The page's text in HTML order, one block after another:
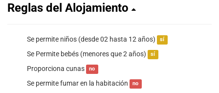
Reglas del Alojamiento
Se permite niños (desde 02 hasta 12 años) sí
Se Permite bebés (menores que 2 años) sí
Proporciona cunas no
Se permite fumar en la habitación no